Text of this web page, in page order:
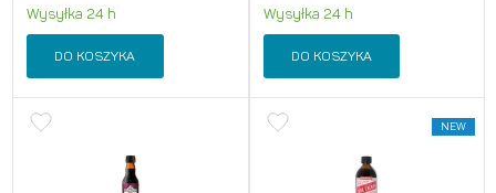
Wysyłka 24 h
DO KOSZYKA
Wysyłka 24 h
DO KOSZYKA
NEW